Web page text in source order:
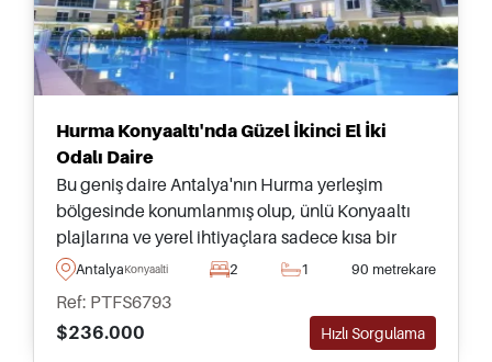
Hurma Konyaaltı'nda Güzel İkinci El İki
Odalı Daire
Bu geniş daire Antalya'nın Hurma yerleşim
bölgesinde konumlanmış olup, ünlü Konyaaltı
plajlarına ve yerel ihtiyaçlara sadece kısa bir
sürüş mesafesindedir – burada yaşam hakkında
AntalyaKonyaalti 2 1 90 metrekare
Ref: PTFS6793
$236.000
Hızlı Sorgulama